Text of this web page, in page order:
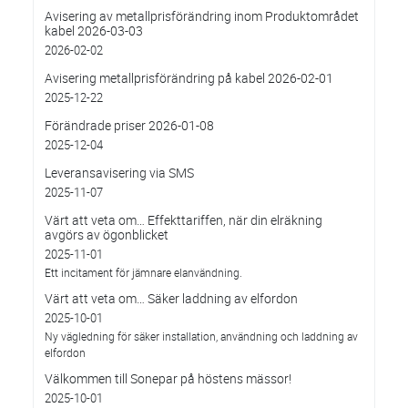
Avisering av metallprisförändring inom Produktområdet
kabel 2026-03-03
2026-02-02
Avisering metallprisförändring på kabel 2026-02-01
2025-12-22
Förändrade priser 2026-01-08
2025-12-04
Leveransavisering via SMS
2025-11-07
Värt att veta om… Effekttariffen, när din elräkning
avgörs av ögonblicket
2025-11-01
Ett incitament för jämnare elanvändning.
Värt att veta om… Säker laddning av elfordon
2025-10-01
Ny vägledning för säker installation, användning och laddning av
elfordon
Välkommen till Sonepar på höstens mässor!
2025-10-01